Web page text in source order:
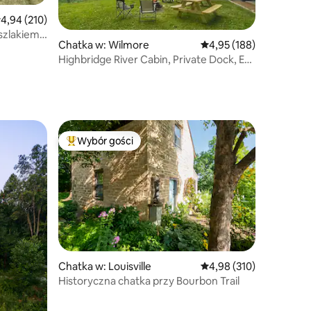
ocena: 4,94 na 5, liczba recenzji: 210
4,94 (210)
Chatka w: Wilmore Średnia ocena: 4,95
4,95 (188)
Highbridge River Cabin, Private Dock, EV
gości Najpopularniejsze z kategorii Wybór gości
Wybór gości
Chatka w: Louisville Średnia ocena: 4,98
4,98 (310)
Historyczna chatka przy Bourbon Trail